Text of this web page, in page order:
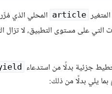
article المحلي الذي
على مستوى التطبيق، لا تزال
جزئية بدلًا من استدعاء